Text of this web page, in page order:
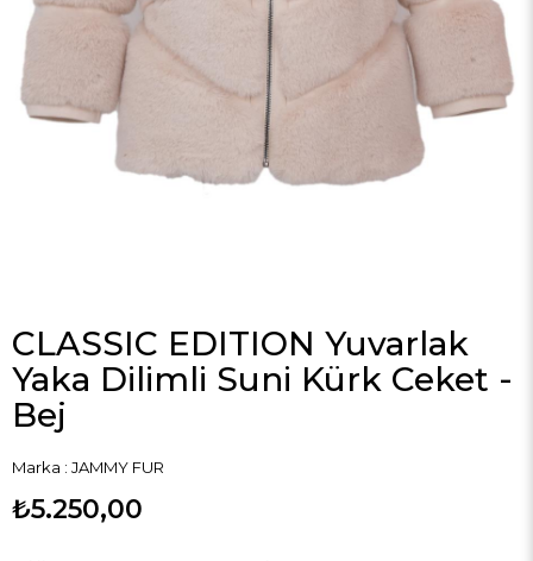
CLASSIC EDITION Yuvarlak
Yaka Dilimli Suni Kürk Ceket -
Bej
Marka : JAMMY FUR
₺5.250,00